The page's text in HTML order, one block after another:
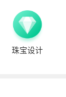
珠宝设计